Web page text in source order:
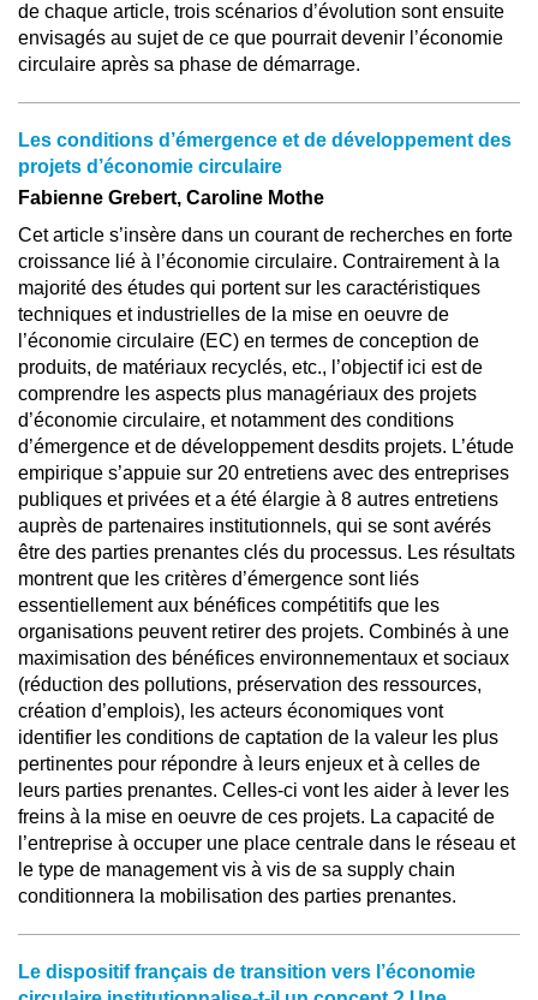
de chaque article, trois scénarios d’évolution sont ensuite
envisagés au sujet de ce que pourrait devenir l’économie
circulaire après sa phase de démarrage.
Les conditions d’émergence et de développement des
projets d’économie circulaire
Fabienne Grebert, Caroline Mothe
Cet article s’insère dans un courant de recherches en forte
croissance lié à l’économie circulaire. Contrairement à la
majorité des études qui portent sur les caractéristiques
techniques et industrielles de la mise en oeuvre de
l’économie circulaire (EC) en termes de conception de
produits, de matériaux recyclés, etc., l’objectif ici est de
comprendre les aspects plus managériaux des projets
d’économie circulaire, et notamment des conditions
d’émergence et de développement desdits projets. L’étude
empirique s’appuie sur 20 entretiens avec des entreprises
publiques et privées et a été élargie à 8 autres entretiens
auprès de partenaires institutionnels, qui se sont avérés
être des parties prenantes clés du processus. Les résultats
montrent que les critères d’émergence sont liés
essentiellement aux bénéfices compétitifs que les
organisations peuvent retirer des projets. Combinés à une
maximisation des bénéfices environnementaux et sociaux
(réduction des pollutions, préservation des ressources,
création d’emplois), les acteurs économiques vont
identifier les conditions de captation de la valeur les plus
pertinentes pour répondre à leurs enjeux et à celles de
leurs parties prenantes. Celles-ci vont les aider à lever les
freins à la mise en oeuvre de ces projets. La capacité de
l’entreprise à occuper une place centrale dans le réseau et
le type de management vis à vis de sa supply chain
conditionnera la mobilisation des parties prenantes.
Le dispositif français de transition vers l’économie